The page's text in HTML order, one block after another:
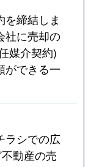
を締結しま
社に売却の
媒介契約)
ができる一
ラシでの広
動産の売